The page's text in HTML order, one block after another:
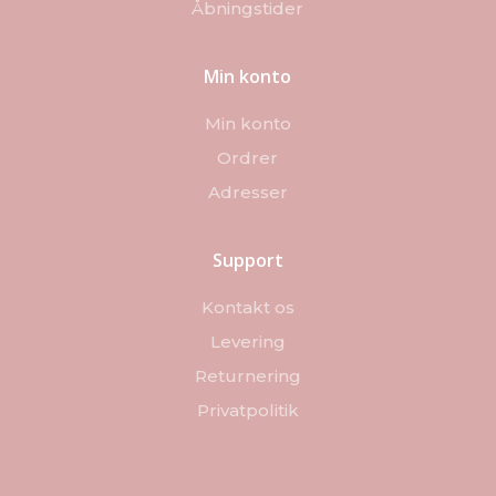
Åbningstider
Min konto
Min konto
Ordrer
Adresser
Support
Kontakt os
Levering
Returnering
Privatpolitik